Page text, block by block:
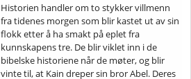
Historien handler om to stykker villmenn
fra tidenes morgen som blir kastet ut av sin
flokk etter å ha smakt på eplet fra
kunnskapens tre. De blir viklet inn i de
bibelske historiene når de møter, og blir
vinte til, at Kain dreper sin bror Abel. Deres